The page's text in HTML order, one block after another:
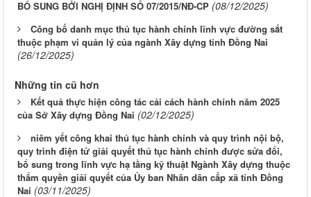
BỔ SUNG BỞI NGHỊ ĐỊNH SỐ 07/2015/NĐ-CP (08/12/2025)
Công bố danh mục thủ tục hành chính lĩnh vực đường sắt
thuộc phạm vi quản lý của ngành Xây dựng tỉnh Đồng Nai
(26/12/2025)
Những tin cũ hơn
Kết quả thực hiện công tác cải cách hành chính năm 2025
của Sở Xây dựng Đồng Nai (02/12/2025)
niêm yết công khai thủ tục hành chính và quy trình nội bộ,
quy trình điện tử giải quyết thủ tục hành chính được sửa đổi,
bổ sung trong lĩnh vực hạ tầng kỹ thuật Ngành Xây dựng thuộc
thẩm quyền giải quyết của Ủy ban Nhân dân cấp xã tỉnh Đồng
Nai (03/11/2025)